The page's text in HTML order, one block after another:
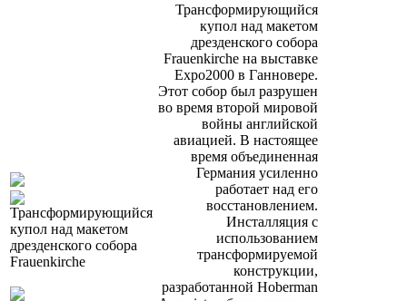
Трансформирующийся
купол над макетом
дрезденского собора
Frauenkirche на выставке
Eхро2000 в Ганновере.
Этот собор был разрушен
во время второй мировой
войны английской
авиацией. В настоящее
время объединенная
Германия усиленно
работает над его
восстановлением.
Инсталляция с
использованием
трансформируемой
конструкции,
разработанной Hoberman